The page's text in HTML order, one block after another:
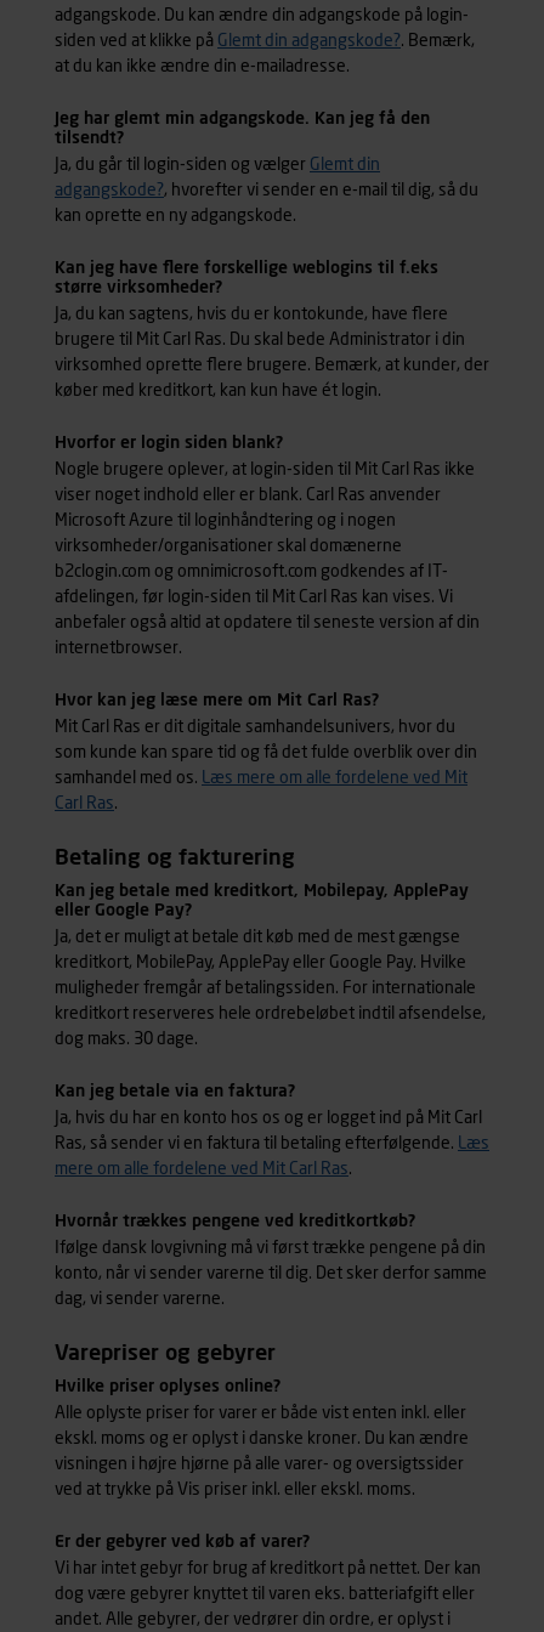
adgangskode. Du kan ændre din adgangskode på login-
siden ved at klikke på Glemt din adgangskode?. Bemærk,
at du kan ikke ændre din e-mailadresse.
Jeg har glemt min adgangskode. Kan jeg få den
tilsendt?
Ja, du går til login-siden og vælger Glemt din
adgangskode?, hvorefter vi sender en e-mail til dig, så du
kan oprette en ny adgangskode.
Kan jeg have flere forskellige weblogins til f.eks
større virksomheder?
Ja, du kan sagtens, hvis du er kontokunde, have flere
brugere til Mit Carl Ras. Du skal bede Administrator i din
virksomhed oprette flere brugere. Bemærk, at kunder, der
køber med kreditkort, kan kun have ét login.
Hvorfor er login siden blank?
Nogle brugere oplever, at login-siden til Mit Carl Ras ikke
viser noget indhold eller er blank. Carl Ras anvender
Microsoft Azure til loginhåndtering og i nogen
virksomheder/organisationer skal domænerne
b2clogin.com og omnimicrosoft.com godkendes af IT-
afdelingen, før login-siden til Mit Carl Ras kan vises. Vi
anbefaler også altid at opdatere til seneste version af din
internetbrowser.
Hvor kan jeg læse mere om Mit Carl Ras?
Mit Carl Ras er dit digitale samhandelsunivers, hvor du
som kunde kan spare tid og få det fulde overblik over din
samhandel med os. Læs mere om alle fordelene ved Mit
Carl Ras.
Betaling og fakturering
Kan jeg betale med kreditkort, Mobilepay, ApplePay
eller Google Pay?
Ja, det er muligt at betale dit køb med de mest gængse
kreditkort, MobilePay, ApplePay eller Google Pay. Hvilke
muligheder fremgår af betalingssiden. For internationale
kreditkort reserveres hele ordrebeløbet indtil afsendelse,
dog maks. 30 dage.
Kan jeg betale via en faktura?
Ja, hvis du har en konto hos os og er logget ind på Mit Carl
Ras, så sender vi en faktura til betaling efterfølgende. Læs
mere om alle fordelene ved Mit Carl Ras.
Hvornår trækkes pengene ved kreditkortkøb?
Ifølge dansk lovgivning må vi først trække pengene på din
konto, når vi sender varerne til dig. Det sker derfor samme
dag, vi sender varerne.
Varepriser og gebyrer
Hvilke priser oplyses online?
Alle oplyste priser for varer er både vist enten inkl. eller
ekskl. moms og er oplyst i danske kroner. Du kan ændre
visningen i højre hjørne på alle varer- og oversigtssider
ved at trykke på Vis priser inkl. eller ekskl. moms.
Er der gebyrer ved køb af varer?
Vi har intet gebyr for brug af kreditkort på nettet. Der kan
dog være gebyrer knyttet til varen eks. batteriafgift eller
andet. Alle gebyrer, der vedrører din ordre, er oplyst i